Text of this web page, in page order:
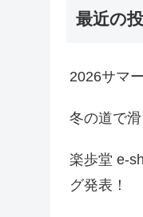
最近の
2026サマ
冬の道で
楽歩堂 e-
グ発表！